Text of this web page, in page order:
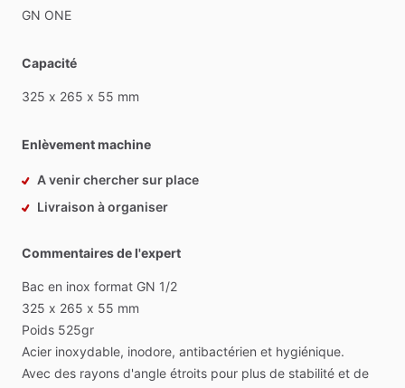
GN ONE
Capacité
325 x 265 x 55 mm
Enlèvement machine
A venir chercher sur place
Livraison à organiser
Commentaires de l'expert
Bac en inox format GN 1​/​2
325 x 265 x 55 mm
Poids 525gr
Acier inoxydable, inodore, antibactérien et hygiénique.
Avec des rayons d'angle étroits pour plus de stabilité et de